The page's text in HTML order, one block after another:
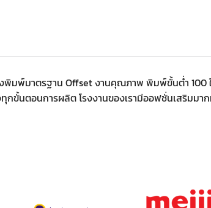
มพ์มาตรฐาน Offset งานคุณภาพ พิมพ์ขั้นต่ำ 100
กขั้นตอนการผลิต โรงงานของเรามีออฟชั่นเสริมมา